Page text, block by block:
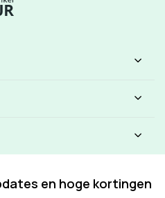
en hoge kortingen